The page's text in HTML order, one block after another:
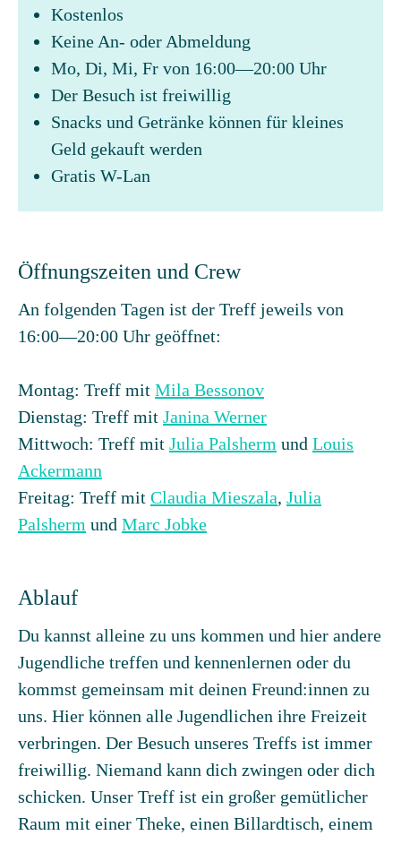
Kostenlos
Keine An- oder Abmeldung
Mo, Di, Mi, Fr von 16:00—20:00 Uhr
Der Besuch ist freiwillig
Snacks und Getränke können für kleines
Geld gekauft werden
Gratis W-Lan
Öffnungszeiten und Crew
An folgenden Tagen ist der Treff jeweils von
16:00—20:00 Uhr geöffnet:
Montag: Treff mit Mila Bessonov
Dienstag: Treff mit Janina Werner
Mittwoch: Treff mit Julia Palsherm und Louis
Ackermann
Freitag: Treff mit Claudia Mieszala, Julia
Palsherm und Marc Jobke
Ablauf
Du kannst alleine zu uns kommen und hier andere
Jugendliche treffen und kennenlernen oder du
kommst gemeinsam mit deinen Freund:innen zu
uns. Hier können alle Jugendlichen ihre Freizeit
verbringen. Der Besuch unseres Treffs ist immer
freiwillig. Niemand kann dich zwingen oder dich
schicken. Unser Treff ist ein großer gemütlicher
Raum mit einer Theke, einen Billardtisch, einem